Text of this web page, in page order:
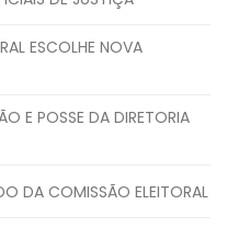
ESCOLHE NOVA
E POSSE DA DIRETORIA
DA COMISSÃO ELEITORAL